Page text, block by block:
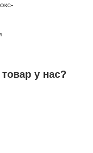
у нас?